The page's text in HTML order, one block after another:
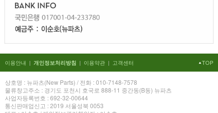
이용안내 | 개인정보처리방침 | 이용약관 | 고객센터 TOP
상호명 : 뉴파츠(New Parts) / 전화 : 010-7148-7578
물류창고주소 : 경기도 포천시 호국로 888-11 중간동(B동) 뉴파츠
사업자등록번호 : 692-32-00644
통신판매업신고 : 2019 서울성북 0053